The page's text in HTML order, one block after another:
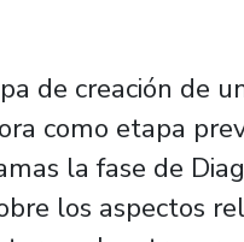
de creación de
como etapa
la fase de
los aspectos